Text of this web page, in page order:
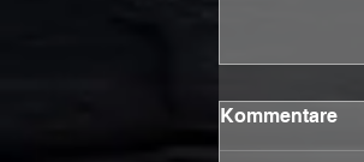
Kommentare